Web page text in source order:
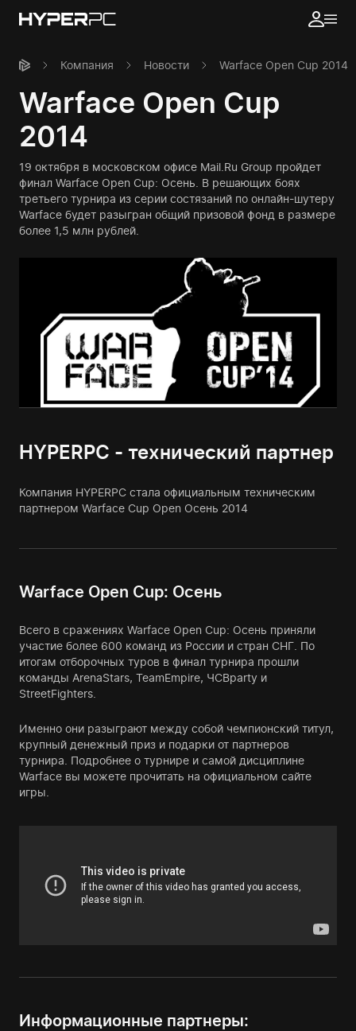
Компания Новости Warface Open Cup 2014
Warface Open Cup
2014
19 октября в московском офисе Mail.Ru Group пройдет
финал Warface Open Cup: Осень. В решающих боях
третьего турнира из серии состязаний по онлайн-шутеру
Warface будет разыгран общий призовой фонд в размере
более 1,5 млн рублей.
HYPERPC - технический партнер
Компания HYPERPC стала официальным техническим
партнером Warface Cup Open Осень 2014
Warface Open Cup: Осень
Всего в сражениях Warface Open Cup: Осень приняли
участие более 600 команд из России и стран СНГ. По
итогам отборочных туров в финал турнира прошли
команды ArenaStars, TeamEmpire, ЧСВparty и
StreetFighters.
Именно они разыграют между собой чемпионский титул,
крупный денежный приз и подарки от партнеров
турнира. Подробнее о турнире и самой дисциплине
Warface вы можете прочитать на официальном сайте
игры.
Информационные партнеры: